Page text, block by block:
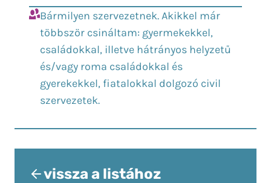
Bármilyen szervezetnek. Akikkel már
többször csináltam: gyermekekkel,
családokkal, illetve hátrányos helyzetű
és/vagy roma családokkal és
gyerekekkel, fiatalokkal dolgozó civil
szervezetek.
vissza a listához